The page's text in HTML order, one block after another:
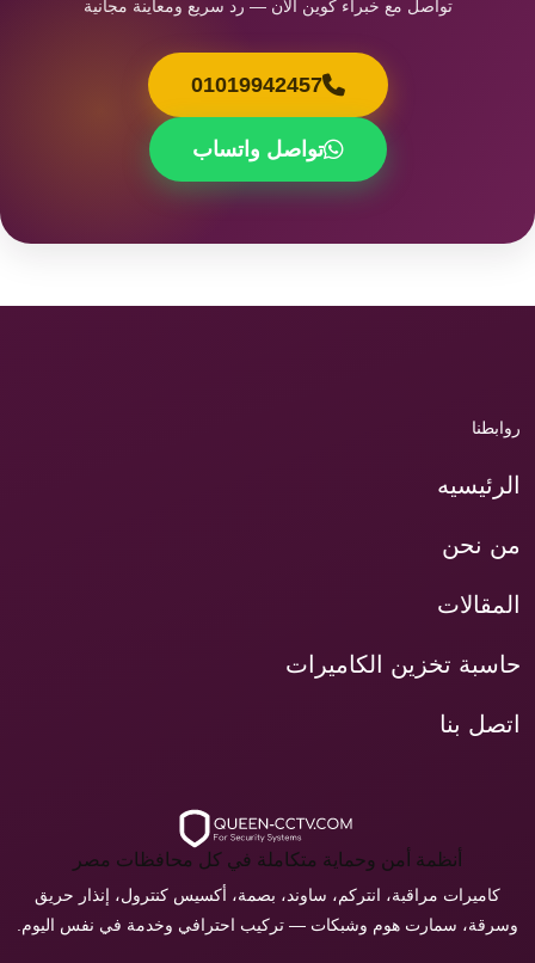
تواصل مع خبراء كوين الآن — رد سريع ومعاينة مجانية
01019942457
تواصل واتساب
روابطنا
الرئيسيه
من نحن
المقالات
حاسبة تخزين الكاميرات
اتصل بنا
أنظمة أمن وحماية متكاملة في كل محافظات مصر
كاميرات مراقبة، انتركم، ساوند، بصمة، أكسيس كنترول، إنذار حريق
وسرقة، سمارت هوم وشبكات — تركيب احترافي وخدمة في نفس اليوم.